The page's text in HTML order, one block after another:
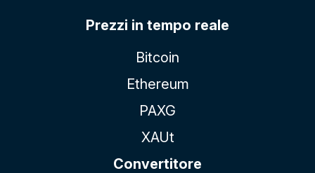
Prezzi in tempo reale
Bitcoin
Ethereum
PAXG
XAUt
Convertitore